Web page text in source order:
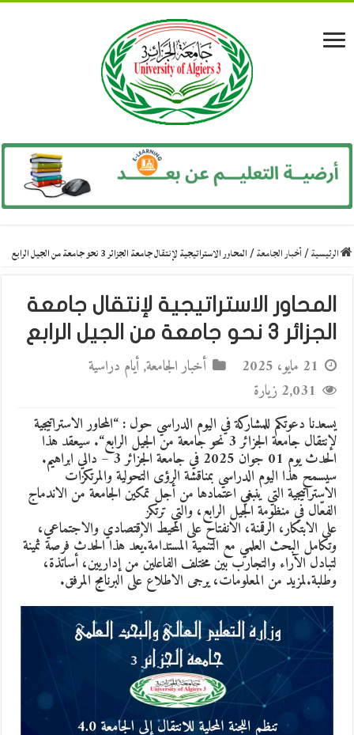
الرئيسية/أخبار الجامعة/المحاور الاستراتيجية لإنتقال جامعة الجزائر 3 نحو جامعة من الجيل الرابع
المحاور الاستراتيجية لإنتقال جامعة
الجزائر 3 نحو جامعة من الجيل الرابع
21 مايو، 2025 أخبار الجامعة, أيام دراسية
2,031 زيارة
يسعدنا دعوتكم للمشاركة في اليوم الدراسي حول : “المحاور الاستراتيجية
لإنتقال جامعة الجزائر 3 نحو جامعة من الجيل الرابع “. سيعقد هذا
الحدث يوم 01 جوان 2025 في جامعة الجزائر 3 – دالي ابراهيم.
سيسمح هذا اليوم الدراسي بمناقشة الرؤى التحولية والمرتكزات
الاستراتيجية التي ينبغي اعتمادها من أجل تمكين الجامعة من الاندماج
الفعّال في منظومة الجيل الرابع، والتي ترتكز
على الابتكار، الرقمنة، الانفتاح على المحيط الاقتصادي والاجتماعي،
وتكامل البحث العلمي مع التنمية المستدامة.يُعد هذا الحدث فرصة ثمينة
لتبادل الآراء والتجارب بين مختلف الفاعلين منإداريين،أساتذة،
وطلبة.لمزيد من المعلومات، يرجى الاطلاع على البرنامج المرفق.